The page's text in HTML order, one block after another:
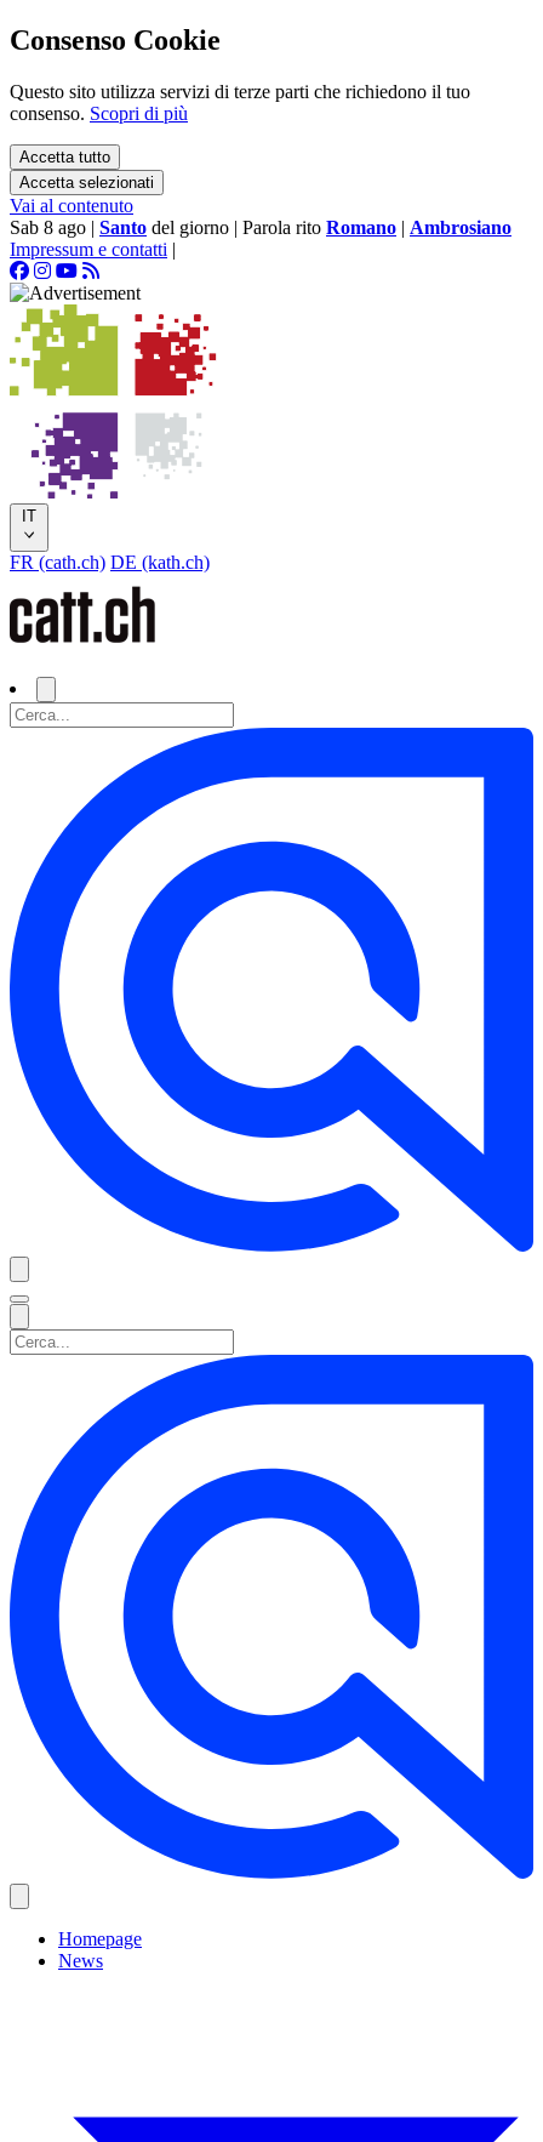
Consenso Cookie
Questo sito utilizza servizi di terze parti che richiedono il tuo
consenso. Scopri di più
Accetta tutto
Accetta selezionati
Vai al contenuto
Sab 8 ago | Santo del giorno | Parola rito Romano | Ambrosiano
Impressum e contatti |
IT
FR (cath.ch) DE (kath.ch)
Homepage
News